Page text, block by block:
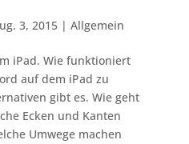
3, 2015| Allgemein
iPad. Wie funktioniert
auf dem iPad zu
gibt es. Wie geht
Ecken und Kanten
Umwege machen